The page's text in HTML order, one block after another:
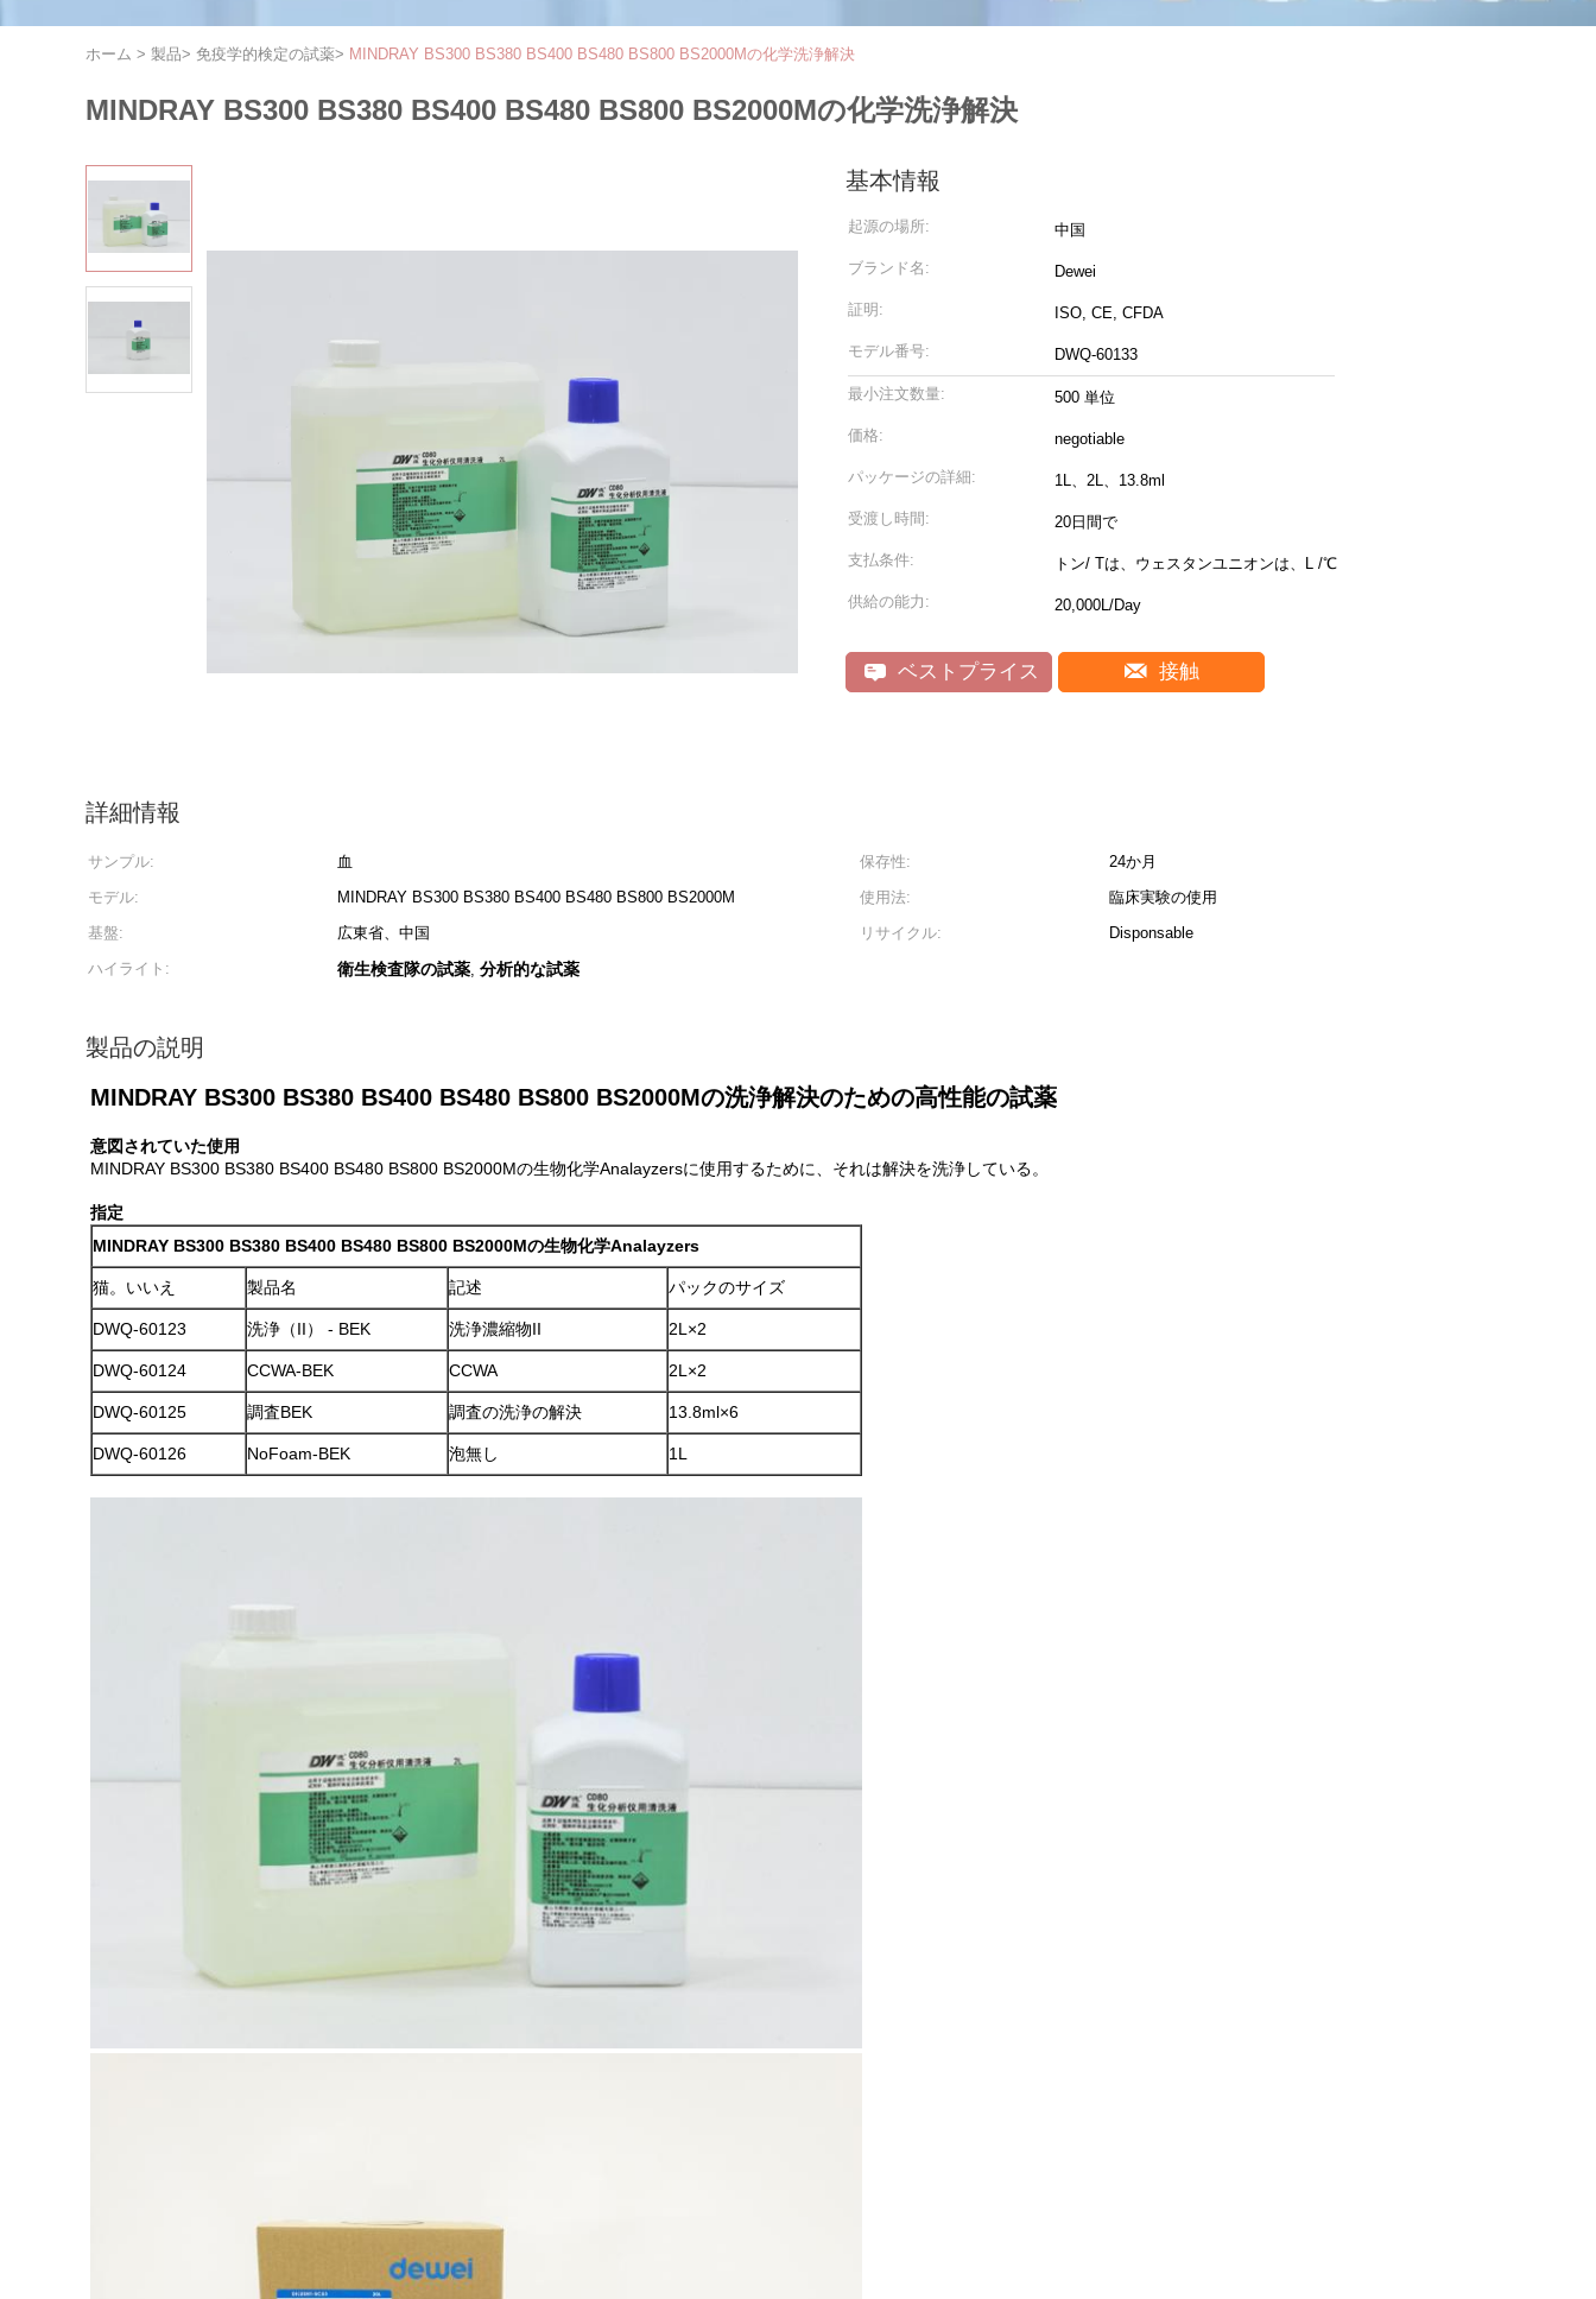
ホーム > 製品> 免疫学的検定の試薬> MINDRAY BS300 BS380 BS400 BS480 BS800 BS2000Mの化学洗浄解決
MINDRAY BS300 BS380 BS400 BS480 BS800 BS2000Mの化学洗浄解決
基本情報
起源の場所: 中国
ブランド名: Dewei
証明: ISO, CE, CFDA
モデル番号: DWQ-60133
最小注文数量: 500 単位
価格: negotiable
パッケージの詳細: 1L、2L、13.8ml
受渡し時間: 20日間で
支払条件: トン/ Tは、ウェスタンユニオンは、L /℃
供給の能力: 20,000L/Day
ベストプライス 接触
詳細情報
サンプル: 血 保存性:
24か月
モデル:
MINDRAY BS300 BS380 BS400 BS480 BS800 BS2000M 使用法:
臨床実験の使用
基盤:
広東省、中国 リサイクル:
Disponsable
ハイライト:
衛生検査隊の試薬, 分析的な試薬
製品の説明
MINDRAY BS300 BS380 BS400 BS480 BS800 BS2000Mの洗浄解決のための高性能の試薬
意図されていた使用
MINDRAY BS300 BS380 BS400 BS480 BS800 BS2000Mの生物化学Analayzersに使用するために 、それは解決を洗浄している。
指定
MINDRAY BS300 BS380 BS400 BS480 BS800 BS2000Mの生物化学Analayzers
猫。いいえ 製品名 記述 パックのサイズ
DWQ-60123 洗浄（II） - BEK 洗浄濃縮物II 2L×2
DWQ-60124 CCWA-BEK CCWA 2L×2
DWQ-60125 調査BEK 調査の洗浄の解決 13.8ml×6
DWQ-60126 NoFoam-BEK 泡無し 1L